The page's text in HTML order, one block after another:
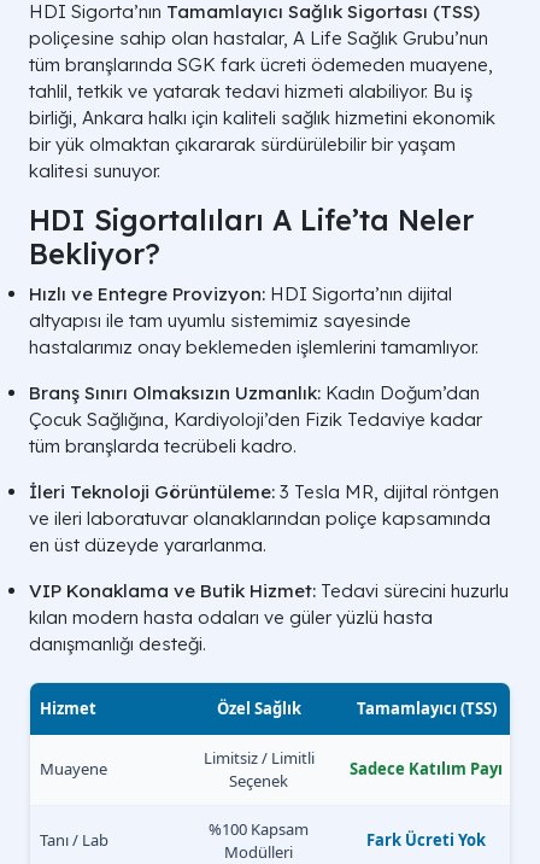
HDI Sigorta’nın Tamamlayıcı Sağlık Sigortası (TSS)
poliçesine sahip olan hastalar, A Life Sağlık Grubu’nun
tüm branşlarında SGK fark ücreti ödemeden muayene,
tahlil, tetkik ve yatarak tedavi hizmeti alabiliyor. Bu iş
birliği, Ankara halkı için kaliteli sağlık hizmetini ekonomik
bir yük olmaktan çıkararak sürdürülebilir bir yaşam
kalitesi sunuyor.
HDI Sigortalıları A Life’ta Neler
Bekliyor?
Hızlı ve Entegre Provizyon: HDI Sigorta’nın dijital
altyapısı ile tam uyumlu sistemimiz sayesinde
hastalarımız onay beklemeden işlemlerini tamamlıyor.
Branş Sınırı Olmaksızın Uzmanlık: Kadın Doğum’dan
Çocuk Sağlığına, Kardiyoloji’den Fizik Tedaviye kadar
tüm branşlarda tecrübeli kadro.
İleri Teknoloji Görüntüleme: 3 Tesla MR, dijital röntgen
ve ileri laboratuvar olanaklarından poliçe kapsamında
en üst düzeyde yararlanma.
VIP Konaklama ve Butik Hizmet: Tedavi sürecini huzurlu
kılan modern hasta odaları ve güler yüzlü hasta
danışmanlığı desteği.
Hizmet Özel Sağlık Tamamlayıcı (TSS)
Muayene
Limitsiz / Limitli
Seçenek
Sadece Katılım Payı
Tanı / Lab
%100 Kapsam
Modülleri
Fark Ücreti Yok